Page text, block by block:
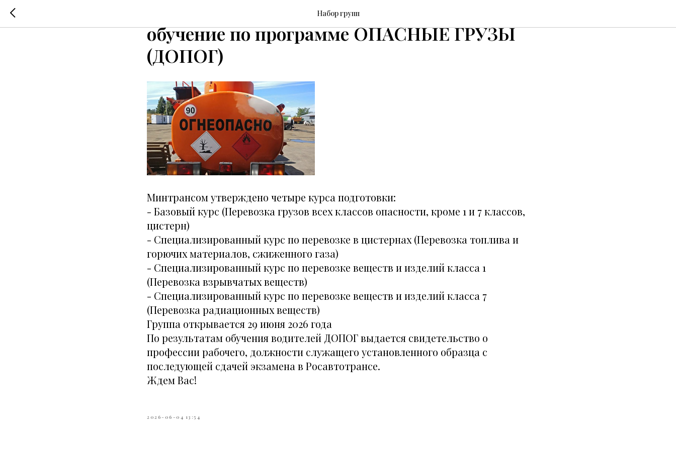
Набор групп
Учебный центр открывает набор на
обучение по программе ОПАСНЫЕ ГРУЗЫ
(ДОПОГ)
Минтрансом утверждено четыре курса подготовки:
- Базовый курс (Перевозка грузов всех классов опасности, кроме 1 и 7 классов,
цистерн)
- Специализированный курс по перевозке в цистернах (Перевозка топлива и
горючих материалов, сжиженного газа)
- Специализированный курс по перевозке веществ и изделий класса 1
(Перевозка взрывчатых веществ)
- Специализированный курс по перевозке веществ и изделий класса 7
(Перевозка радиационных веществ)
Группа открывается 29 июня 2026 года
По результатам обучения водителей ДОПОГ выдается свидетельство о
профессии рабочего, должности служащего установленного образца с
последующей сдачей экзамена в Росавтотрансе.
Ждем Вас!
2026-06-04 13:54